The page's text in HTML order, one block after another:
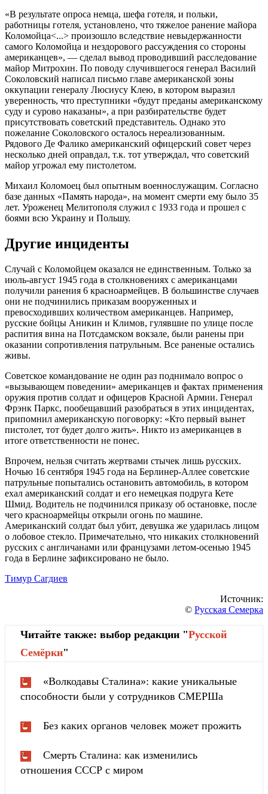
«В результате опроса немца, шефа готеля, и польки,
работницы готеля, установлено, что тяжелое ранение майора
Коломойца<...> произошло вследствие невыдержанности
самого Коломойца и нездорового рассуждения со стороны
американцев», — сделал вывод проводивший расследование
майор Митрохин. По поводу случившегося генерал Василий
Соколовский написал письмо главе американской зоны
оккупации генералу Люсиусу Клею, в котором выразил
уверенность, что преступники «будут преданы американскому
суду и сурово наказаны», а при разбирательстве будет
присутствовать советский представитель. Однако это
пожелание Соколовского осталось нереализованным.
Рядового Де Фалико американский офицерский совет через
несколько дней оправдал, т.к. тот утверждал, что советский
майор угрожал ему пистолетом.
Михаил Коломоец был опытным военнослужащим. Согласно
базе данных «Память народа», на момент смерти ему было 35
лет. Уроженец Мелитополя служил с 1933 года и прошел с
боями всю Украину и Польшу.
Другие инциденты
Случай с Коломойцем оказался не единственным. Только за
июль-август 1945 года в столкновениях с американцами
получили ранения 6 красноармейцев. В большинстве случаев
они не подчинились приказам вооруженных и
превосходивших количеством американцев. Например,
русские бойцы Аникин и Климов, гулявшие по улице после
распития вина на Потсдамском вокзале, были ранены при
оказании сопротивления патрульным. Все раненые остались
живы.
Советское командование не один раз поднимало вопрос о
«вызывающем поведении» американцев и фактах применения
оружия против солдат и офицеров Красной Армии. Генерал
Фрэнк Паркс, пообещавший разобраться в этих инцидентах,
припомнил американскую поговорку: «Кто первый вынет
пистолет, тот будет долго жить». Никто из американцев в
итоге ответственности не понес.
Впрочем, нельзя считать жертвами стычек лишь русских.
Ночью 16 сентября 1945 года на Берлинер-Аллее советские
патрульные попытались остановить автомобиль, в котором
ехал американский солдат и его немецкая подруга Кете
Шмид. Водитель не подчинился приказу об остановке, после
чего красноармейцы открыли огонь по машине.
Американский солдат был убит, девушка же ударилась лицом
о лобовое стекло. Примечательно, что никаких столкновений
русских с англичанами или французами летом-осенью 1945
года в Берлине зафиксировано не было.
Тимур Сагдиев
Источник:
© Русская Семерка
Читайте также: выбор редакции "Русской
Cемёрки"
«Волкодавы Сталина»: какие уникальные
способности были у сотрудников СМЕРШа
Без каких органов человек может прожить
Смерть Сталина: как изменились
отношения СССР с миром